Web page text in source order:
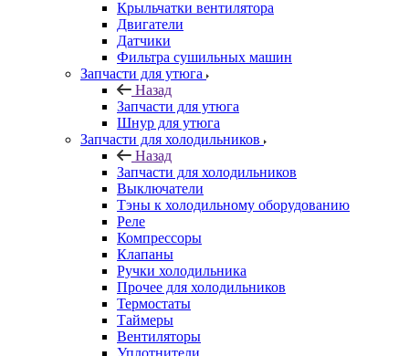
Крыльчатки вентилятора
Двигатели
Датчики
Фильтра сушильных машин
Запчасти для утюга
Назад
Запчасти для утюга
Шнур для утюга
Запчасти для холодильников
Назад
Запчасти для холодильников
Выключатели
Тэны к холодильному оборудованию
Реле
Компрессоры
Клапаны
Ручки холодильника
Прочее для холодильников
Термостаты
Таймеры
Вентиляторы
Уплотнители